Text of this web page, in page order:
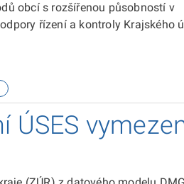
obcí s rozšířenou působností v
řízení a kontroly Krajského
ÚSES